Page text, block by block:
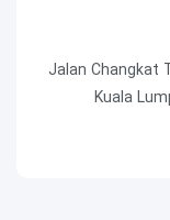
136, Jalan
Kuala